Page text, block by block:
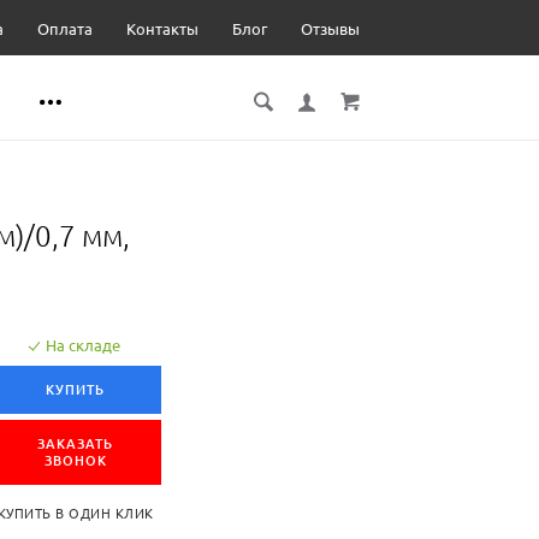
Оплата Контакты Блог Отзывы
0,7 мм,
На складе
КУПИТЬ
ЗАКАЗАТЬ
ЗВОНОК
В ОДИН КЛИК